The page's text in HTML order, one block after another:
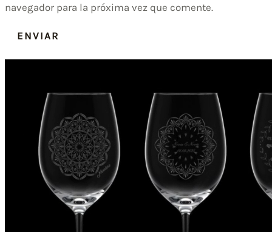
navegador para la próxima vez que comente.